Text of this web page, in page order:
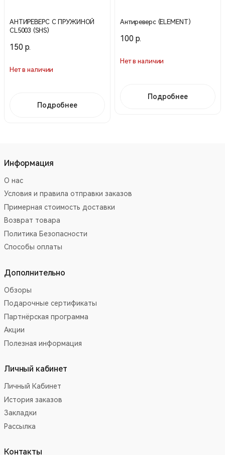
АНТИРЕВЕРС С ПРУЖИНОЙ
CL5003 (SHS)
150 р.
Нет в наличии
Подробнее
Антиреверс (ELEMENT)
100 р.
Нет в наличии
Подробнее
Информация
О нас
Условия и правила отправки заказов
Примерная стоимость доставки
Возврат товара
Политика Безопасности
Способы оплаты
Дополнительно
Обзоры
Подарочные сертификаты
Партнёрская программа
Акции
Полезная информация
Личный кабинет
Личный Кабинет
История заказов
Закладки
Рассылка
Контакты